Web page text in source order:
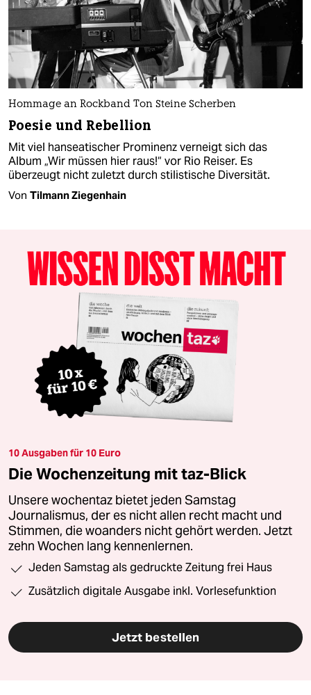
Hommage an Rockband Ton Steine Scherben
Poesie und Rebellion
Mit viel hanseatischer Prominenz verneigt sich das
Album „Wir müssen hier raus!“ vor Rio Reiser. Es
überzeugt nicht zuletzt durch stilistische Diversität.
Von Tilmann Ziegenhain
10 Ausgaben für 10 Euro
Die Wochenzeitung mit taz-Blick
Unsere wochentaz bietet jeden Samstag
Journalismus, der es nicht allen recht macht und
Stimmen, die woanders nicht gehört werden. Jetzt
zehn Wochen lang kennenlernen.
Jeden Samstag als gedruckte Zeitung frei Haus
Zusätzlich digitale Ausgabe inkl. Vorlesefunktion
Jetzt bestellen